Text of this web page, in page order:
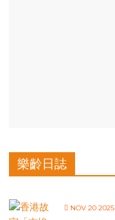
樂齡日誌
NOV 20 2025